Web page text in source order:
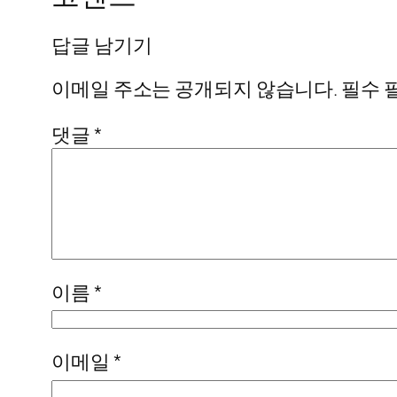
답글 남기기
이메일 주소는 공개되지 않습니다. 필수
댓글*
이름*
이메일 *